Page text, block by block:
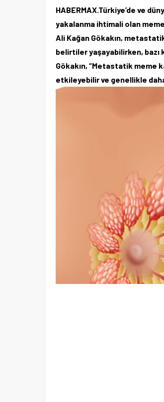
HABERMAX.Türkiye’de ve
yakalanma ihtimali olan
Ali Kağan Gökakın,
belirtiler yaşayabilirken,
Gökakın, “Metastatik meme
etkileyebilir ve genellikle